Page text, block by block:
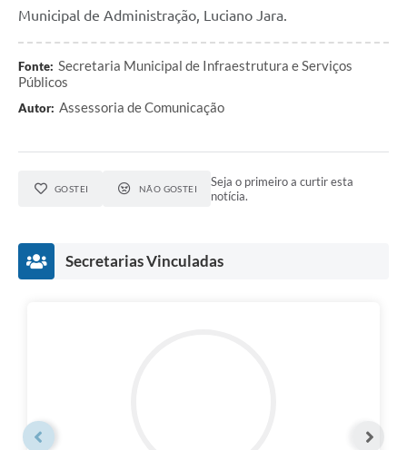
Municipal de Administração, Luciano Jara.
Fonte: Secretaria Municipal de Infraestrutura e Serviços
Públicos
Autor: Assessoria de Comunicação
GOSTEI NÃO GOSTEI
Seja o primeiro a curtir esta
notícia.
Secretarias Vinculadas